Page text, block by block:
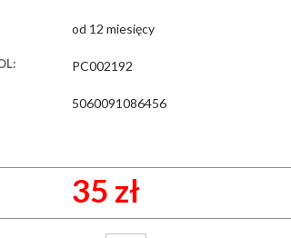
od 12 miesięcy
PC002192
5060091086456
35 zł